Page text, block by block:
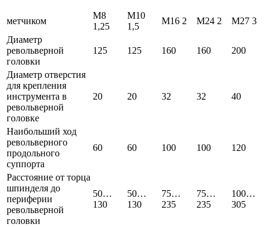
метчиком
М8
1,25
М10
1,5
М16 2 М24 2
М27 3
Диаметр
револьверной
головки
125 125 160 160 200
Диаметр отверстия
для крепления
инструмента в
револьверной
головке
20 20 32 32 40
Наибольший ход
револьверного
продольного
суппорта
60 60 100 100 120
Расстояние от торца
шпинделя до
периферии
револьверной
головки
50…
130
50…
130
75…
235
75…
235
100…
305